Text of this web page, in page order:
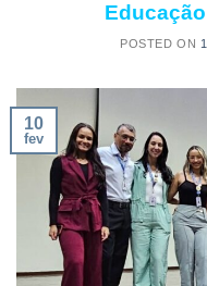
POSTED ON
10
fev